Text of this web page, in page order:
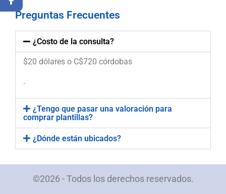
Preguntas Frecuentes
¿Costo de la consulta?
$20 dólares o C$720 córdobas
.
¿Tengo que pasar una valoración para
comprar plantillas?
¿Dónde están ubicados?
©2026 - Todos los derechos reservados.